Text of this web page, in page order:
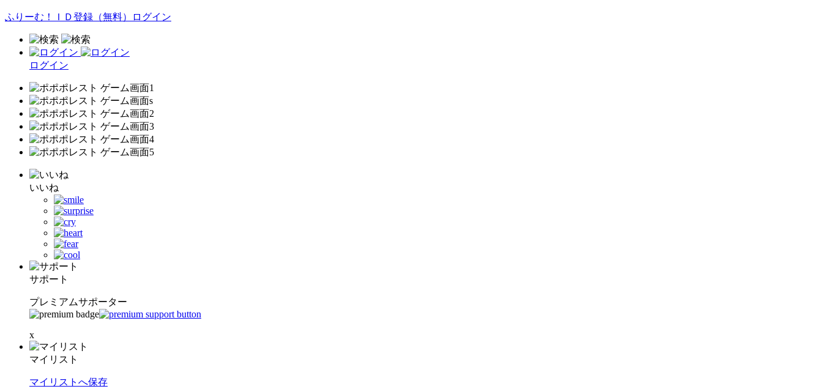
ふりーむ！ＩＤ登録（無料） ログイン
ログイン
いいね
サポート
プレミアムサポーター
x
マイリスト
マイリストへ保存